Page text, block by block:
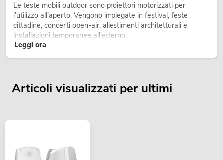
Le teste mobili outdoor sono proiettori motorizzati per
l’utilizzo all’aperto. Vengono impiegate in festival, feste
cittadine, concerti open-air, allestimenti architetturali e
installazioni temporanee all’esterno.
Leggi ora
Articoli visualizzati per ultimi